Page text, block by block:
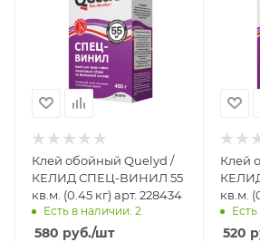
Клей обойный Quelyd /
КЕЛИД СПЕЦ-ВИНИЛ 55
кв.м. (0.45 кг) арт. 228434
Есть в наличии: 2
580 руб./шт
Клей
кв.м.
520